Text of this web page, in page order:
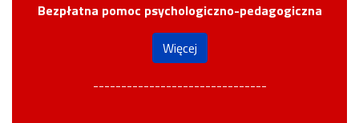
Bezpłatna pomoc psychologiczno-pedagogiczna
Więcej
-------------------------------